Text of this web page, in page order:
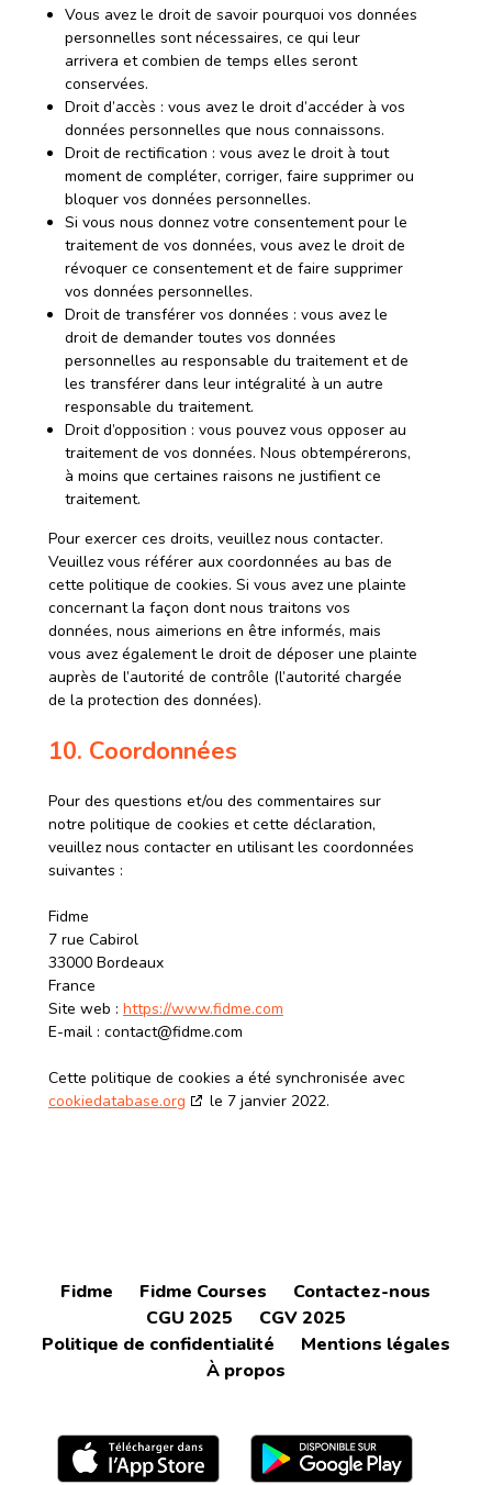
Vous avez le droit de savoir pourquoi vos données
personnelles sont nécessaires, ce qui leur
arrivera et combien de temps elles seront
conservées.
Droit d’accès : vous avez le droit d’accéder à vos
données personnelles que nous connaissons.
Droit de rectification : vous avez le droit à tout
moment de compléter, corriger, faire supprimer ou
bloquer vos données personnelles.
Si vous nous donnez votre consentement pour le
traitement de vos données, vous avez le droit de
révoquer ce consentement et de faire supprimer
vos données personnelles.
Droit de transférer vos données : vous avez le
droit de demander toutes vos données
personnelles au responsable du traitement et de
les transférer dans leur intégralité à un autre
responsable du traitement.
Droit d’opposition : vous pouvez vous opposer au
traitement de vos données. Nous obtempérerons,
à moins que certaines raisons ne justifient ce
traitement.
Pour exercer ces droits, veuillez nous contacter.
Veuillez vous référer aux coordonnées au bas de
cette politique de cookies. Si vous avez une plainte
concernant la façon dont nous traitons vos
données, nous aimerions en être informés, mais
vous avez également le droit de déposer une plainte
auprès de l’autorité de contrôle (l’autorité chargée
de la protection des données).
10. Coordonnées
Pour des questions et/ou des commentaires sur
notre politique de cookies et cette déclaration,
veuillez nous contacter en utilisant les coordonnées
suivantes :
Fidme
7 rue Cabirol
33000 Bordeaux
France
Site web : https://www.fidme.com
E-mail : moc.emdif@tcatnoc
Cette politique de cookies a été synchronisée avec
cookiedatabase.org
le 7 janvier 2022.
Fidme Fidme Courses
Contactez-nous
CGU 2025
CGV 2025
Politique de confidentialité
Mentions légales
À propos